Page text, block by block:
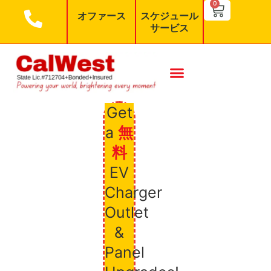
Search
オファース
スケジュール
サービス
0
Get
a無
料
EV
Charger
Outlet
&
Panel